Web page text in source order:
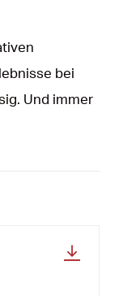
bei
Und immer